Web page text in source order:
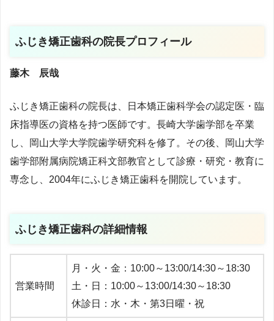
ふじき矯正歯科の院長プロフィール
藤木 辰哉
ふじき矯正歯科の院長は、日本矯正歯科学会の認定医・臨
床指導医の資格を持つ医師です。長崎大学歯学部を卒業
し、岡山大学大学院歯学研究科を修了。その後、岡山大学
歯学部附属病院矯正科文部教官として診療・研究・教育に
専念し、2004年にふじき矯正歯科を開院しています。
ふじき矯正歯科の詳細情報
営業時間
月・火・金：10:00～13:00/14:30～18:30
土・日：10:00～13:00/14:30～18:30
休診日：水・木・第3日曜・祝